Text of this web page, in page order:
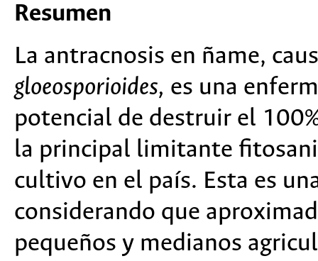
Resumen
La antracnosis en ñame,
gloeosporioides, es una
potencial de destruir el
la principal limitante
cultivo en el país. Esta es
considerando que
pequeños y medianos